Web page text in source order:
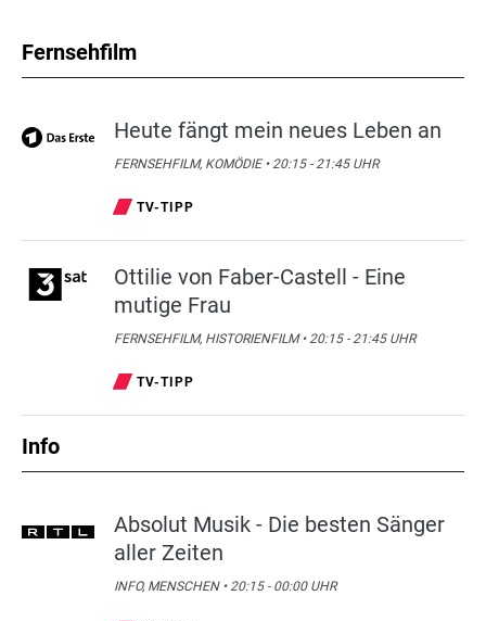
Fernsehfilm
Heute fängt mein neues Leben an
FERNSEHFILM, KOMÖDIE • 20:15 - 21:45 UHR
TV-TIPP
Ottilie von Faber-Castell - Eine
mutige Frau
FERNSEHFILM, HISTORIENFILM • 20:15 - 21:45 UHR
TV-TIPP
Info
Absolut Musik - Die besten Sänger
aller Zeiten
INFO, MENSCHEN • 20:15 - 00:00 UHR